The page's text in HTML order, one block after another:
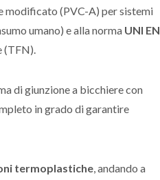
modificato (PVC-A) per sistemi
umano) e alla norma UNI EN
(TFN).
di giunzione a bicchiere con
in grado di garantire
termoplastiche, andando a